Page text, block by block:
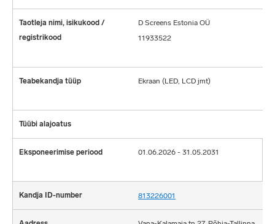
D Screens Estonia OÜ
11933522
Ekraan (LED, LCD jmt)
01.06.2026 - 31.05.2031
813226001